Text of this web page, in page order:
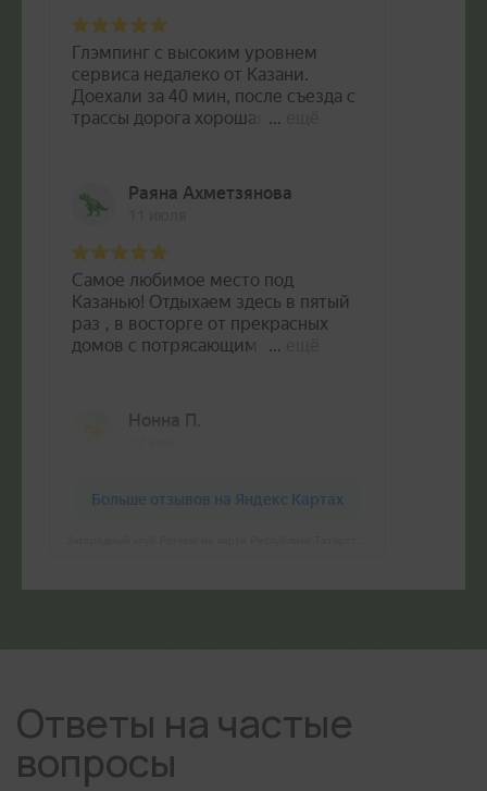
Ответы на частые
вопросы